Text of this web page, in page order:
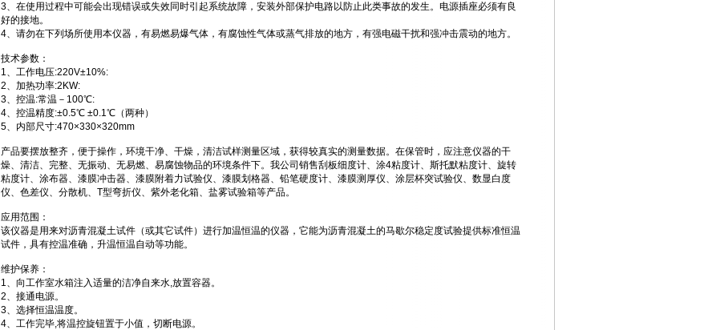
3、在使用过程中可能会出现错误或失效同时引起系统故障，安装外部保护电路以防止此类事故的发生。电源插座必须有良
好的接地。
4、请勿在下列场所使用本仪器，有易燃易爆气体，有腐蚀性气体或蒸气排放的地方，有强电磁干扰和强冲击震动的地方。
技术参数：
1、工作电压:220V±10%:
2、加热功率:2KW:
3、控温:常温－100℃:
4、控温精度:±0.5℃ ±0.1℃（两种）
5、内部尺寸:470×330×320mm
产品要摆放整齐，便于操作，环境干净、干燥，清洁试样测量区域，获得较真实的测量数据。在保管时，应注意仪器的干
燥、清洁、完整、无振动、无易燃、易腐蚀物品的环境条件下。我公司销售刮板细度计、涂4粘度计、斯托默粘度计、旋转
粘度计、涂布器、漆膜冲击器、漆膜附着力试验仪、漆膜划格器、铅笔硬度计、漆膜测厚仪、涂层杯突试验仪、数显白度
仪、色差仪、分散机、T型弯折仪、紫外老化箱、盐雾试验箱等产品。
应用范围：
该仪器是用来对沥青混凝土试件（或其它试件）进行加温恒温的仪器，它能为沥青混凝土的马歇尔稳定度试验提供标准恒温
试件，具有控温准确，升温恒温自动等功能。
维护保养：
1、向工作室水箱注入适量的洁净自来水,放置容器。
2、接通电源。
3、选择恒温温度。
4、工作完毕,将温控旋钮置于小值，切断电源。